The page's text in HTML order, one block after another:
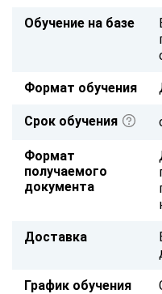
Обучение на базе
Формат обучения
Срок обучения
Формат
получаемого
документа
Доставка
График обучения